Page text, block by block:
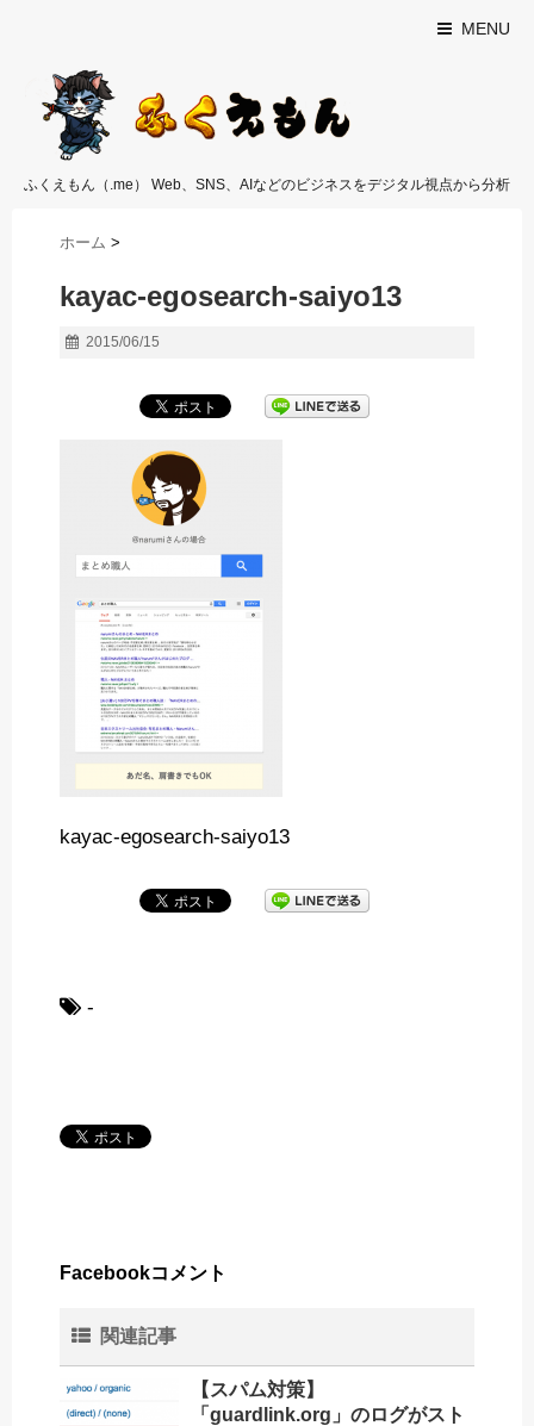
MENU
ふくえもん（.me） Web、SNS、AIなどのビジネスをデジタル視点から分析
ホーム >
kayac-egosearch-saiyo13
2015/06/15
kayac-egosearch-saiyo13
-
Facebookコメント
関連記事
【スパム対策】
「guardlink.org」のログがスト